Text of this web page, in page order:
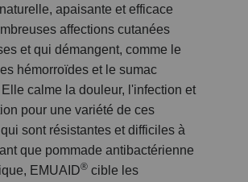
apaisante et efficace
affections cutanées
et qui démangent, comme le
hémorroïdes et le sumac
calme la douleur, l'infection et
pour une variété de ces
sont résistantes et difficiles à
que pommade antibactérienne
EMUAID® cible les